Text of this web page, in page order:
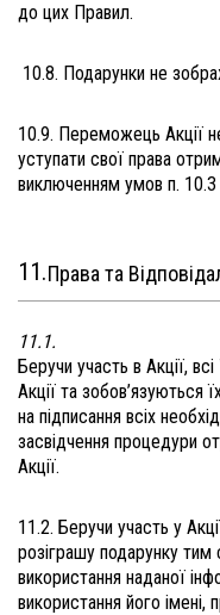
до цих Правил.
10.8. Подарунки не
10.9. Переможець Акції
уступати свої права
виключенням умов п.
Права та
11.1.
Беручи участь в Акції,
Акції та зобов’язуються
на підписання всіх
засвідчення процедури
Акції.
11.2. Беручи участь у
розіграшу подарунку
використання наданої
використання його імені,